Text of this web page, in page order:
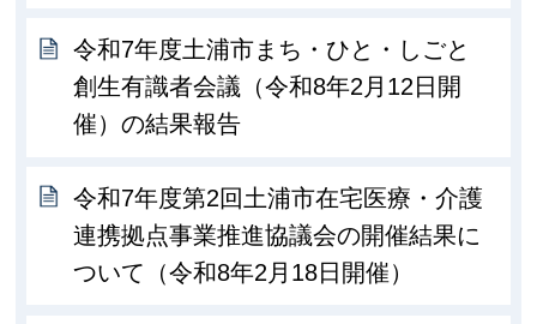
令和7年度土浦市まち・ひと・しごと
創生有識者会議（令和8年2月12日開
催）の結果報告
令和7年度第2回土浦市在宅医療・介護
連携拠点事業推進協議会の開催結果に
ついて（令和8年2月18日開催）